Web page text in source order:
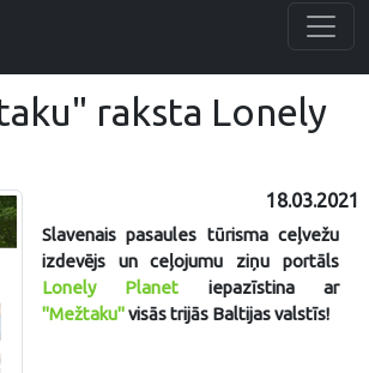
raksta Lonely
18.03.2021
Slavenais pasaules tūrisma ceļvežu
izdevējs un ceļojumu ziņu portāls
Lonely Planet iepazīstina ar
"Mežtaku"visās trijās Baltijas valstīs!